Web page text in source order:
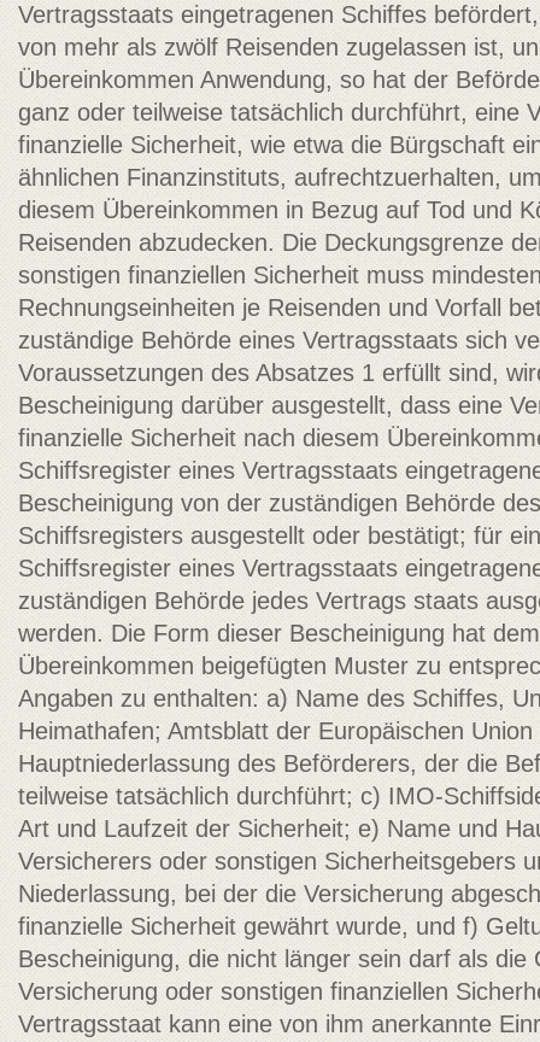
Vertragsstaats eingetragenen Schiffes
von mehr als zwölf Reisenden zugelassen ist,
Übereinkommen Anwendung, so hat der
ganz oder teilweise tatsächlich durchführt, eine
finanzielle Sicherheit, wie etwa die Bürgschaft
ähnlichen Finanzinstituts, aufrechtzuerhalten,
diesem Übereinkommen in Bezug auf Tod und
Reisenden abzudecken. Die Deckungsgrenze
sonstigen finanziellen Sicherheit muss
Rechnungseinheiten je Reisenden und Vorfall
zuständige Behörde eines Vertragsstaats sich
Voraussetzungen des Absatzes 1 erfüllt sind,
Bescheinigung darüber ausgestellt, dass eine
finanzielle Sicherheit nach diesem
Schiffsregister eines Vertragsstaats
Bescheinigung von der zuständigen Behörde
Schiffsregisters ausgestellt oder bestätigt; für
Schiffsregister eines Vertragsstaats
zuständigen Behörde jedes Vertrags­ staats
werden. Die Form dieser Bescheinigung hat
Übereinkommen beigefügten Muster zu
Angaben zu enthalten: a) Name des Schiffes,
Heimathafen; Amtsblatt der Europäischen
Hauptniederlassung des Beförderers, der die
teilweise tatsächlich durchführt; c) IMO-
Art und Laufzeit der Sicherheit; e) Name und
Versicherers oder sonstigen Sicherheitsgebers
Niederlassung, bei der die Versicherung
finanzielle Sicherheit gewährt wurde, und f)
Bescheinigung, die nicht länger sein darf als die
Versicherung oder sonstigen finanziellen
Vertragsstaat kann eine von ihm anerkannte